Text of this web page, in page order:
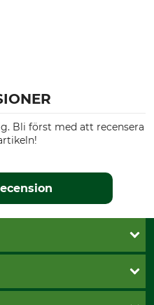
Bli först med att recensera